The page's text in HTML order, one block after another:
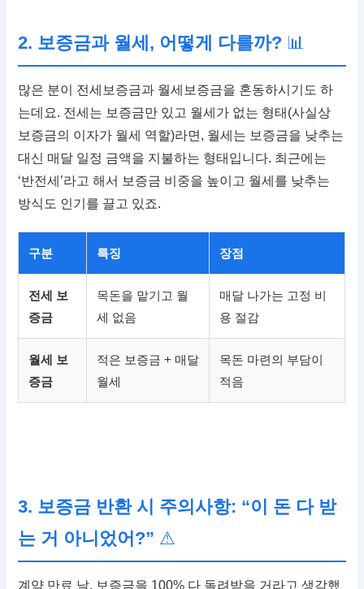
2. 보증금과 월세, 어떻게 다를까? 📊
많은 분이 전세보증금과 월세보증금을 혼동하시기도 하
는데요. 전세는 보증금만 있고 월세가 없는 형태(사실상
보증금의 이자가 월세 역할)라면, 월세는 보증금을 낮추는
대신 매달 일정 금액을 지불하는 형태입니다. 최근에는
‘반전세’라고 해서 보증금 비중을 높이고 월세를 낮추는
방식도 인기를 끌고 있죠.
구분 특징 장점
전세 보
증금
목돈을 맡기고 월
세 없음
매달 나가는 고정 비
용 절감
월세 보
증금
적은 보증금 + 매달
월세
목돈 마련의 부담이
적음
3. 보증금 반환 시 주의사항: “이 돈 다 받
는 거 아니었어?” ⚠
계약 만료 날, 보증금을 100% 다 돌려받을 거라고 생각했